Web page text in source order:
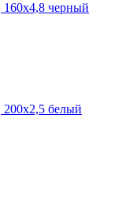
160х4,8 черный
белый